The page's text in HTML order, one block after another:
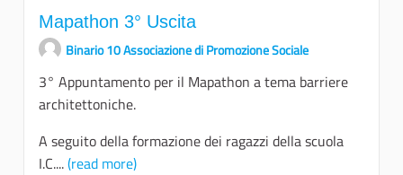
Mapathon 3° Uscita
Binario 10 Associazione di Promozione Sociale
3° Appuntamento per il Mapathon a tema barriere
architettoniche.
A seguito della formazione dei ragazzi della scuola
I.C....(read more)